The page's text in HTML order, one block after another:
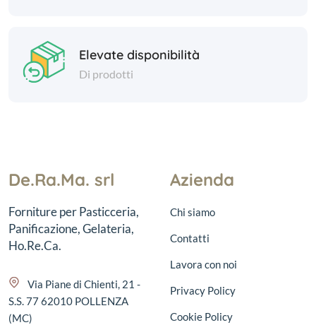
Elevate disponibilità
Di prodotti
De.Ra.Ma. srl
Forniture per Pasticceria,
Panificazione, Gelateria,
Ho.Re.Ca.
Via Piane di Chienti, 21 -
S.S. 77 62010 POLLENZA
(MC)
Azienda
Chi siamo
Contatti
Lavora con noi
Privacy Policy
Cookie Policy